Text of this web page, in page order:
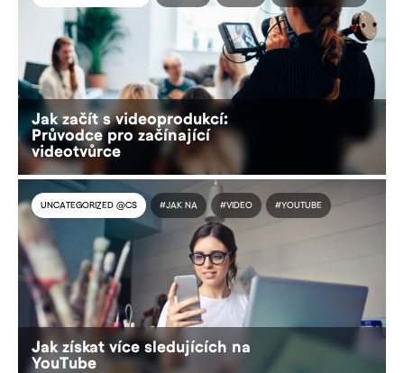
Jak začít s videoprodukcí:
Průvodce pro začínající
videotvůrce
UNCATEGORIZED @CS #JAK NA #VIDEO #YOUTUBE
Jak získat více sledujících na
YouTube